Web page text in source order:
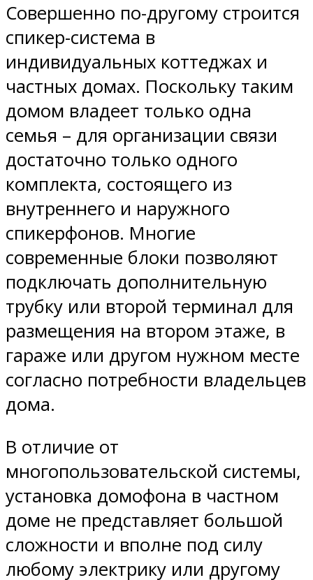
Совершенно по-другому строится
спикер-система в
индивидуальных коттеджах и
частных домах. Поскольку таким
домом владеет только одна
семья – для организации связи
достаточно только одного
комплекта, состоящего из
внутреннего и наружного
спикерфонов. Многие
современные блоки позволяют
подключать дополнительную
трубку или второй терминал для
размещения на втором этаже, в
гараже или другом нужном месте
согласно потребности владельцев
дома.
В отличие от
многопользовательской системы,
установка домофона в частном
доме не представляет большой
сложности и вполне под силу
любому электрику или другому